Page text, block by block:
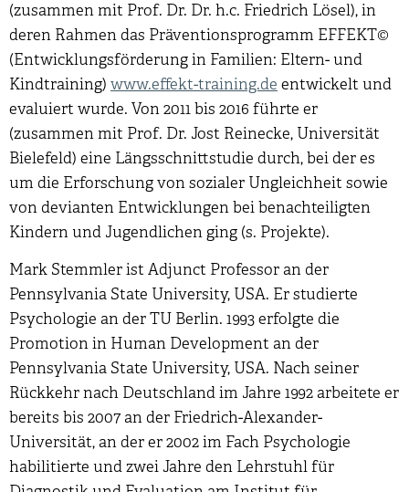
(zusammen mit Prof. Dr. Dr. h.c. Friedrich Lösel), in
deren Rahmen das Präventionsprogramm EFFEKT©
(Entwicklungsförderung in Familien: Eltern- und
Kindtraining) www.effekt-training.de entwickelt und
evaluiert wurde. Von 2011 bis 2016 führte er
(zusammen mit Prof. Dr. Jost Reinecke, Universität
Bielefeld) eine Längsschnittstudie durch, bei der es
um die Erforschung von sozialer Ungleichheit sowie
von devianten Entwicklungen bei benachteiligten
Kindern und Jugendlichen ging (s. Projekte).
Mark Stemmler ist Adjunct Professor an der
Pennsylvania State University, USA. Er studierte
Psychologie an der TU Berlin. 1993 erfolgte die
Promotion in Human Development an der
Pennsylvania State University, USA. Nach seiner
Rückkehr nach Deutschland im Jahre 1992 arbeitete er
bereits bis 2007 an der Friedrich-Alexander-
Universität, an der er 2002 im Fach Psychologie
habilitierte und zwei Jahre den Lehrstuhl für